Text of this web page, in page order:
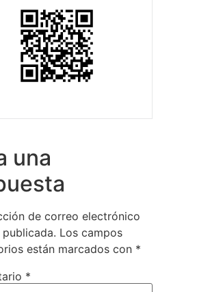
una
de correo electrónico
publicada. Los campos
están marcados con *
*